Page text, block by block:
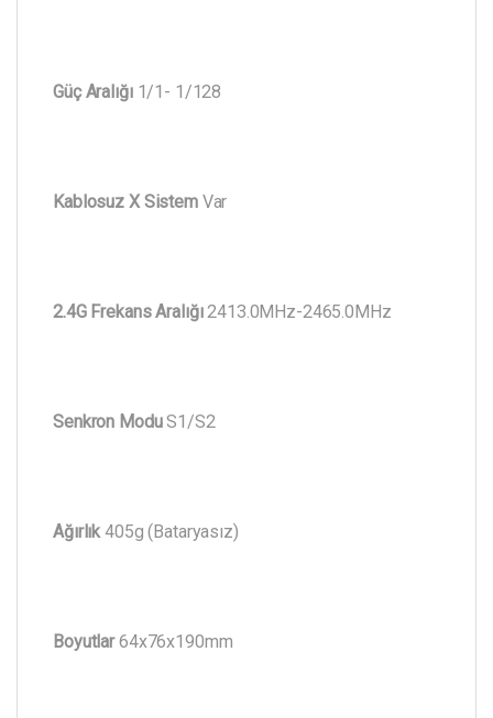
Güç Aralığı1/1- 1/128
Kablosuz X SistemVar
2.4G Frekans Aralığı2413.0MHz-2465.0MHz
Senkron ModuS1/S2
Ağırlık 405g (Bataryasız)
Boyutlar64x76x190mm